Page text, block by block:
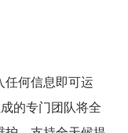
何信息即可运
的专门团队将全